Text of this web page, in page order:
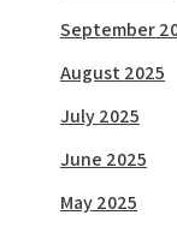
September
August 2025
July 2025
June 2025
May 2025